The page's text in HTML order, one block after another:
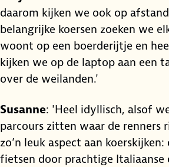
daarom kijken we ook op
belangrijke koersen zoeken we
woont op een boerderijtje en
kijken we op de laptop aan een
over de weilanden.'
Susanne: 'Heel idyllisch, alsof
parcours zitten waar de renners
zo’n leuk aspect aan
fietsen door prachtige Italiaanse